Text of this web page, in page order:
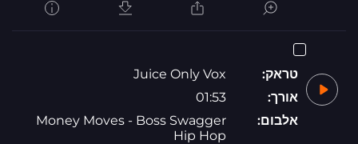
טראק:
Juice Only Vox
אורך:
01:53
אלבום:
Money Moves - Boss Swagger
Hip Hop